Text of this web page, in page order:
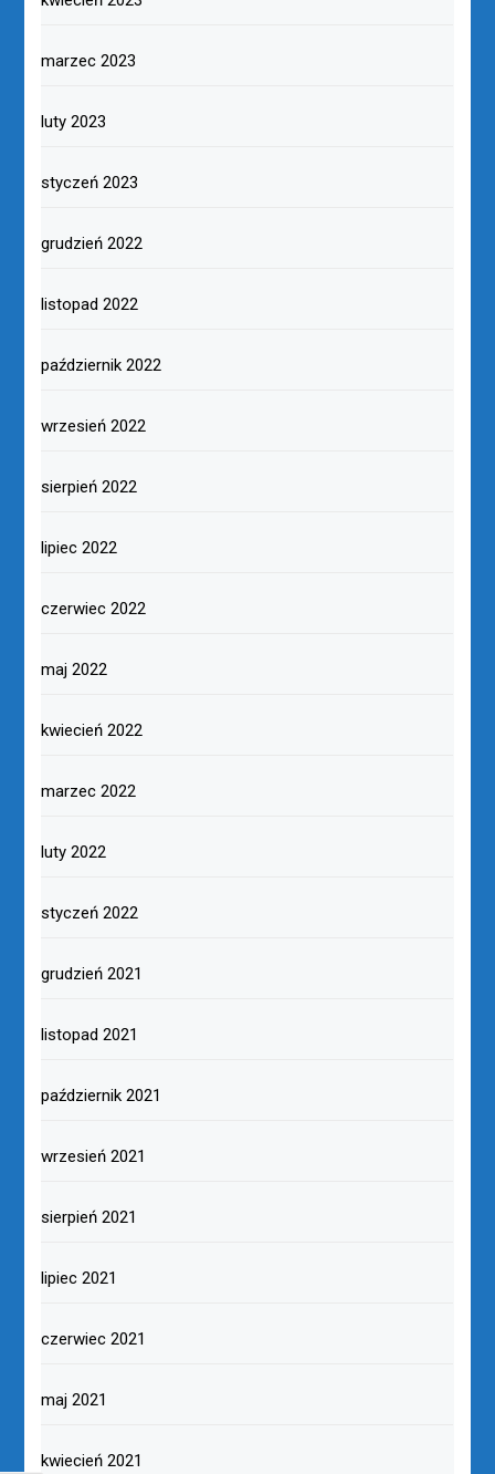
marzec 2023
luty 2023
styczeń 2023
grudzień 2022
listopad 2022
październik 2022
wrzesień 2022
sierpień 2022
lipiec 2022
czerwiec 2022
maj 2022
kwiecień 2022
marzec 2022
luty 2022
styczeń 2022
grudzień 2021
listopad 2021
październik 2021
wrzesień 2021
sierpień 2021
lipiec 2021
czerwiec 2021
maj 2021
kwiecień 2021